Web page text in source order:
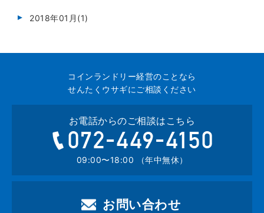
2018年01月(1)
コインランドリー経営のことなら
せんたくウサギにご相談ください
お電話からのご相談はこちら
09:00〜18:00 （年中無休）
お問い合わせ